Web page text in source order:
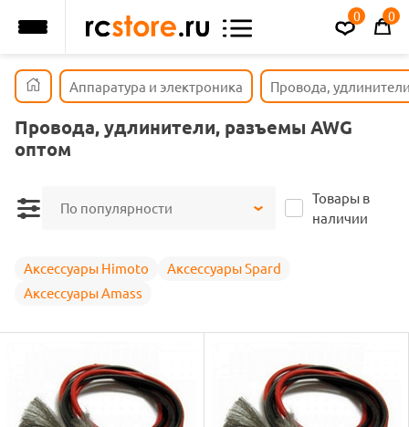
0 0
Аппаратура и электроника Провода,
Провода, удлинители, разъемы AWG
оптом
По популярности
Товары в
наличии
Аксессуары Himoto
Аксессуары Spard
Аксессуары Amass